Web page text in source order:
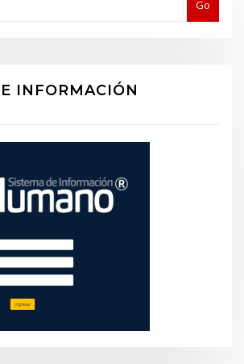
Go
INFORMACIÓN